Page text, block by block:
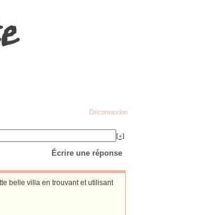
Déconnexion
[+]
Écrire une réponse
belle villa en trouvant et utilisant